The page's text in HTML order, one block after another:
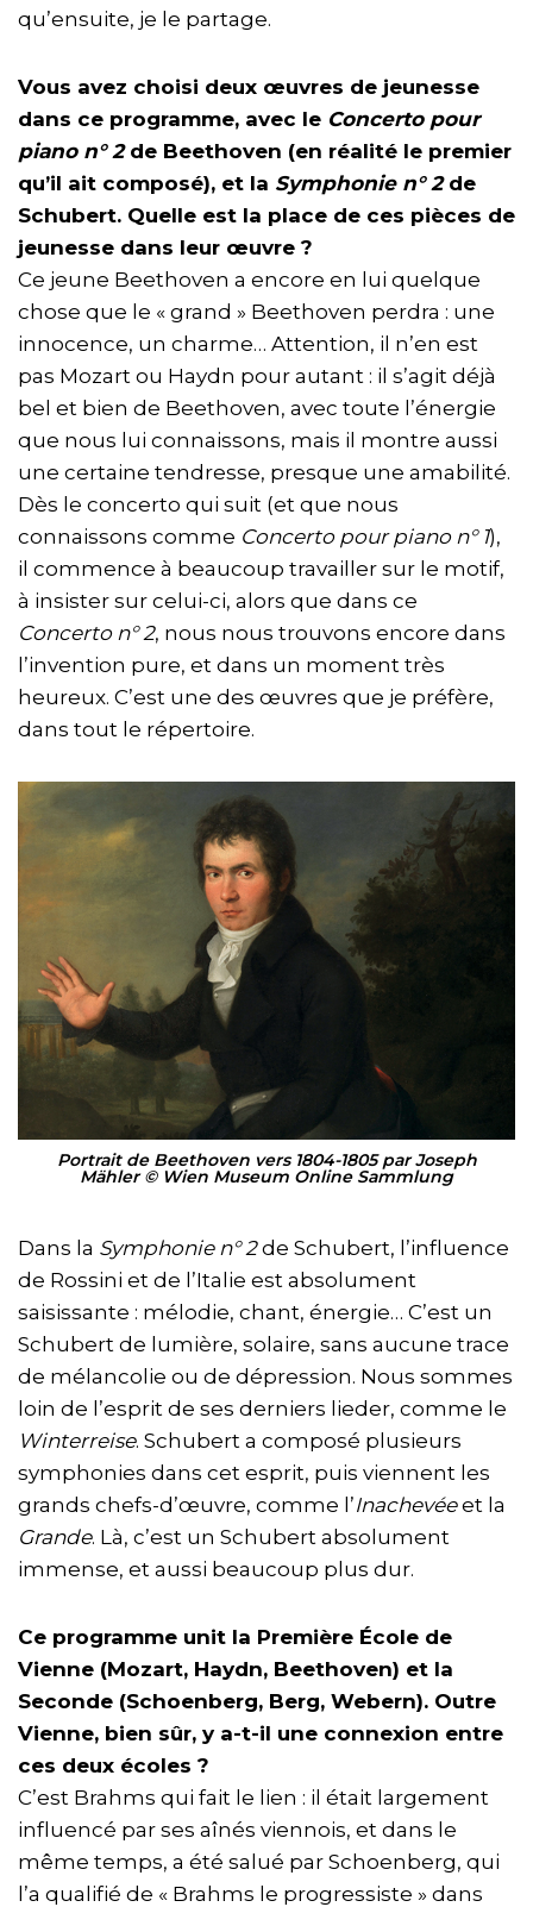
qu’ensuite, je le partage.
Vous avez choisi deux œuvres de jeunesse
dans ce programme, avec le Concerto pour
piano n° 2de Beethoven (en réalité le premier
qu’il ait composé), et la Symphonie n° 2 de
Schubert. Quelle est la place de ces pièces de
jeunesse dans leur œuvre ?
Ce jeune Beethoven a encore en lui quelque
chose que le « grand » Beethoven perdra : une
innocence, un charme… Attention, il n’en est
pas Mozart ou Haydn pour autant : il s’agit déjà
bel et bien de Beethoven, avec toute l’énergie
que nous lui connaissons, mais il montre aussi
une certaine tendresse, presque une amabilité.
Dès le concerto qui suit (et que nous
connaissons comme Concerto pour piano n° 1),
il commence à beaucoup travailler sur le motif,
à insister sur celui-ci, alors que dans ce
Concerto n° 2, nous nous trouvons encore dans
l’invention pure, et dans un moment très
heureux. C’est une des œuvres que je préfère,
dans tout le répertoire.
Portrait de Beethoven vers 1804-1805 par Joseph
Mähler © Wien Museum Online Sammlung
Dans la Symphonie n° 2de Schubert, l’influence
de Rossini et de l’Italie est absolument
saisissante : mélodie, chant, énergie… C’est un
Schubert de lumière, solaire, sans aucune trace
de mélancolie ou de dépression. Nous sommes
loin de l’esprit de ses derniers lieder, comme le
Winterreise. Schubert a composé plusieurs
symphonies dans cet esprit, puis viennent les
grands chefs-d’œuvre, comme l’Inachevéeet la
Grande. Là, c’est un Schubert absolument
immense, et aussi beaucoup plus dur.
Ce programme unit la Première École de
Vienne (Mozart, Haydn, Beethoven) et la
Seconde (Schoenberg, Berg, Webern). Outre
Vienne, bien sûr, y a-t-il une connexion entre
ces deux écoles ?
C’est Brahms qui fait le lien : il était largement
influencé par ses aînés viennois, et dans le
même temps, a été salué par Schoenberg, qui
l’a qualifié de « Brahms le progressiste » dans